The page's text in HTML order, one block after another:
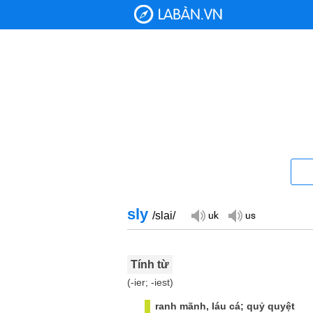
sly /slai/
Tính từ
(-ier; -iest)
ranh mãnh, láu cá; quỷ quyệt